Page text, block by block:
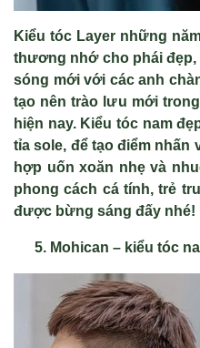
Kiểu tóc Layer những
thương nhớ cho phái đẹp,
sóng mới với các anh
tạo nên trào lưu mới
hiện nay. Kiểu tóc nam
tỉa sole, để tạo điểm nhấn
hợp uốn xoăn nhẹ và
phong cách cá tính, trẻ
được bừng sáng đấy nhé!
Mohican – kiểu tóc